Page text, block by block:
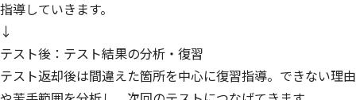
指導していきます。
↓
テスト後：テスト結果の分析・復習
テスト返却後は間違えた箇所を中心に復習指導。できない理由